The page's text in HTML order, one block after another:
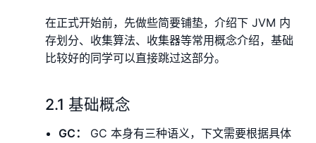
在正式开始前，先做些简要铺垫，介绍下 JVM 内
存划分、收集算法、收集器等常用概念介绍，基础
比较好的同学可以直接跳过这部分。
2.1 基础概念
GC：
GC 本身有三种语义，下文需要根据具体